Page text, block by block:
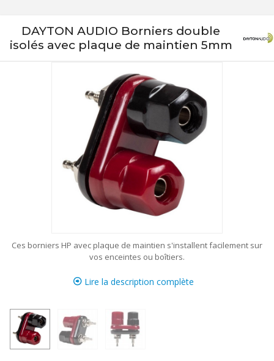
DAYTON AUDIO Borniers double
isolés avec plaque de maintien 5mm
Ces borniers HP avec plaque de maintien s'installent facilement sur
vos enceintes ou boîtiers.
Lire la description complète